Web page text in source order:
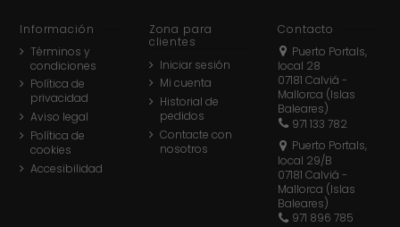
Información
Términos y
condiciones
Política de
privacidad
Aviso legal
Política de
cookies
Accesibilidad
Zona para
clientes
Iniciar sesión
Mi cuenta
Historial de
pedidos
Contacte con
nosotros
Contacto
Puerto Portals,
local 28
07181 Calviá -
Mallorca (Islas
Baleares)
971 133 782
Puerto Portals,
local 29/B
07181 Calviá -
Mallorca (Islas
Baleares)
971 896 785